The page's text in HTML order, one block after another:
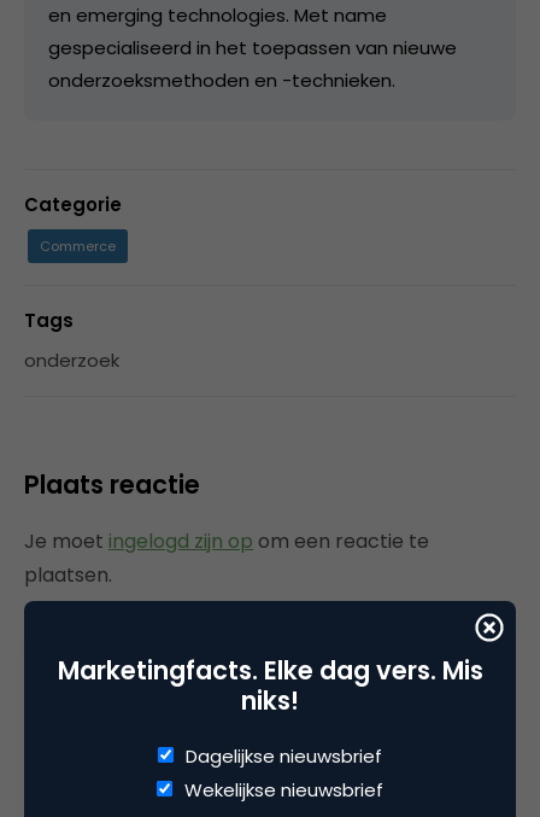
en emerging technologies. Met name
gespecialiseerd in het toepassen van nieuwe
onderzoeksmethoden en -technieken.
Categorie
Commerce
Tags
onderzoek
Plaats reactie
Je moet ingelogd zijn op om een reactie te
plaatsen.
Gerelateerde artikelen
Rebel with or without a cause?
Wake-upcall voor ontwerpers
Marketingfacts. Elke dag vers. Mis
niks!
Dagelijkse nieuwsbrief
Wekelijkse nieuwsbrief